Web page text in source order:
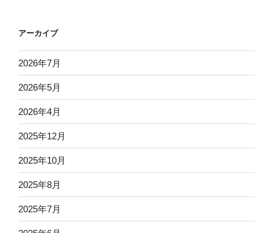
アーカイブ
2026年7月
2026年5月
2026年4月
2025年12月
2025年10月
2025年8月
2025年7月